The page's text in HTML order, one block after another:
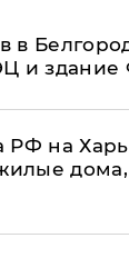
в
и
РФ на
дома,